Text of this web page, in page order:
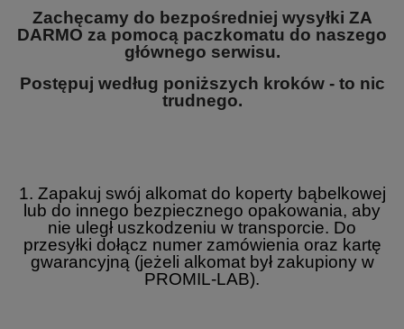
Zachęcamy do bezpośredniej wysyłki ZA
DARMO za pomocą paczkomatu do naszego
głównego serwisu.
Postępuj według poniższych kroków - to nic
trudnego.
1. Zapakuj swój alkomat do koperty bąbelkowej
lub do innego bezpiecznego opakowania, aby
nie uległ uszkodzeniu w transporcie. Do
przesyłki dołącz numer zamówienia oraz kartę
gwarancyjną (jeżeli alkomat był zakupiony w
PROMIL-LAB).